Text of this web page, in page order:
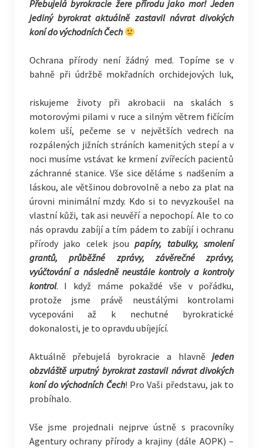
Přebujelá byrokracie žere přírodu jako mor! Jeden
jediný byrokrat aktuálně zastavil návrat divokých
koní do východních Čech
Ochrana přírody není žádný med. Topíme se v
bahně při údržbě mokřadních orchidejových luk,
riskujeme životy při akrobacii na skalách s
motorovými pilami v ruce a silným větrem fičícím
kolem uší, pečeme se v největších vedrech na
rozpálených jižních stráních kamenitých stepí a v
noci musíme vstávat ke krmení zvířecích pacientů
záchranné stanice. Vše sice děláme s nadšením a
láskou, ale většinou dobrovolně a nebo za plat na
úrovni minimální mzdy. Kdo si to nevyzkoušel na
vlastní kůži, tak asi neuvěří a nepochopí. Ale to co
nás opravdu zabíjí a tím pádem to zabíjí i ochranu
přírody jako celek jsoupapíry, tabulky, smolení
grantů, průběžné zprávy, závěrečné zprávy,
vyúčtování a následně neustále kontroly a kontroly
kontrol. I když máme pokaždé vše v pořádku,
protože jsme právě neustálými kontrolami
vycepováni až k nechutné byrokratické
dokonalosti, je to opravdu ubíjející.
Aktuálně přebujelá byrokracie a hlavnějeden
obzvláště urputný byrokrat zastavil návrat divokých
koní do východních Čech! Pro Vaši představu, jak to
probíhalo.
Vše jsme projednali nejprve ústně s pracovníky
Agentury ochrany přírody a krajiny (dále AOPK) –